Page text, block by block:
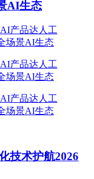
AI生态
技术护航2026